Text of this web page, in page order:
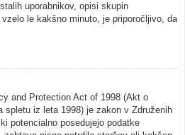
uporabnikov, opisi skupin
le kakšno minuto, je priporočljivo, da
and Protection Act of 1998 (Akt o
iz leta 1998) je zakon v Združenih
potencialno posedujejo podatke